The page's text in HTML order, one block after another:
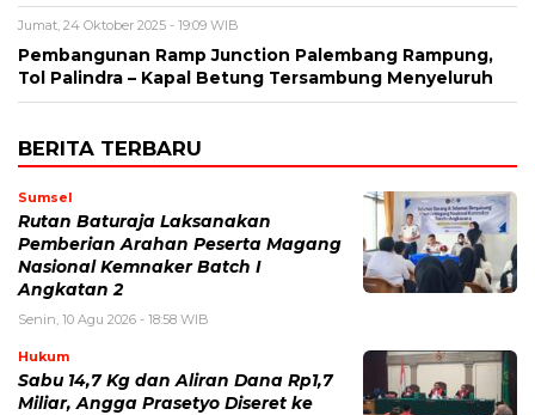
Jumat, 24 Oktober 2025 - 19:09 WIB
Pembangunan Ramp Junction Palembang Rampung,
Tol Palindra – Kapal Betung Tersambung Menyeluruh
BERITA TERBARU
Sumsel
Rutan Baturaja Laksanakan
Pemberian Arahan Peserta Magang
Nasional Kemnaker Batch I
Angkatan 2
Senin, 10 Agu 2026 - 18:58 WIB
Hukum
Sabu 14,7 Kg dan Aliran Dana Rp1,7
Miliar, Angga Prasetyo Diseret ke